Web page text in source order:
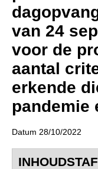
van 24
voor de
aantal
erkende
pandemie
Datum 28/10/2022